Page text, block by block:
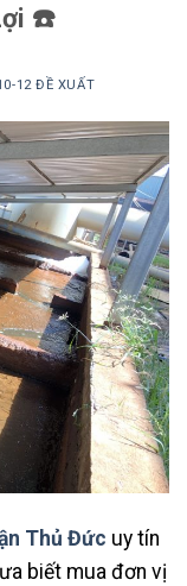
☎️
12 ĐỀ XUẤT
Thủ Đức uy tín
biết mua đơn vị